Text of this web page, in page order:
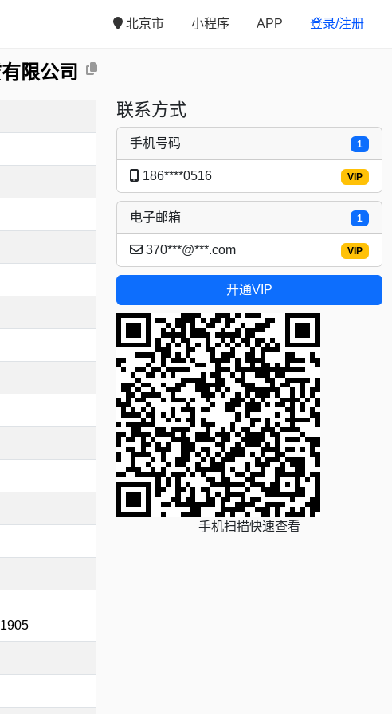
北京市 小程序 APP 登录/注册
限公司
联系方式
1
手机号码
VIP
186****0516
1
电子邮箱
VIP
370***@***.com
开通VIP
手机扫描快速查看